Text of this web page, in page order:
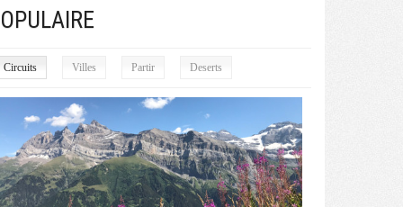
Circuits Villes Partir Deserts